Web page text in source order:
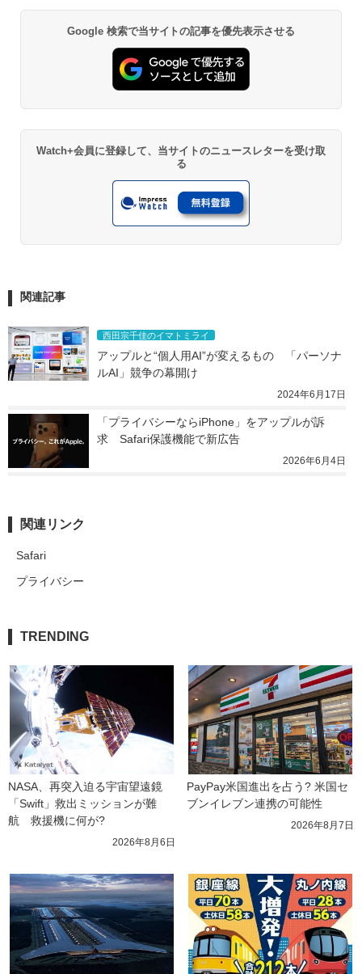
Google 検索で当サイトの記事を優先表示させる
Watch+会員に登録して、当サイトのニュースレターを受け取
る
関連記事
西田宗千佳のイマトミライ
アップルと“個人用AI”が変えるもの　「パーソナ
ルAI」競争の幕開け
2024年6月17日
「プライバシーならiPhone」をアップルが訴
求　Safari保護機能で新広告
2026年6月4日
関連リンク
Safari
プライバシー
TRENDING
NASA、再突入迫る宇宙望遠鏡
「Swift」救出ミッションが難
航　救援機に何が?
2026年8月6日
PayPay米国進出を占う? 米国セ
ブンイレブン連携の可能性
2026年8月7日